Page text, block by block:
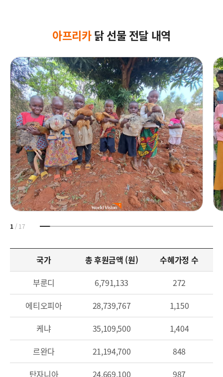
아프리카닭 선물 전달 내역
1/ 17
국가 총 후원금액 (원)
수혜가정 수
부룬디
6,791,133
272
에티오피아
28,739,767
1,150
케냐
35,109,500
1,404
르완다
21,194,700
848
탄자니아
24,669,100
987